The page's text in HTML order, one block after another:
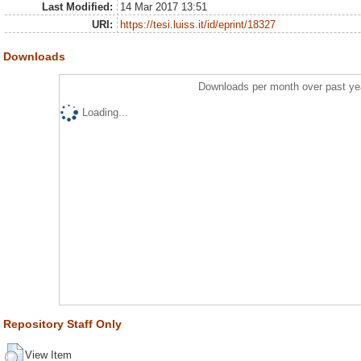
Last Modified:
14 Mar 2017 13:51
URI:
https://tesi.luiss.it/id/eprint/18327
Downloads
Downloads per month over past
Loading...
Repository Staff Only
View Item